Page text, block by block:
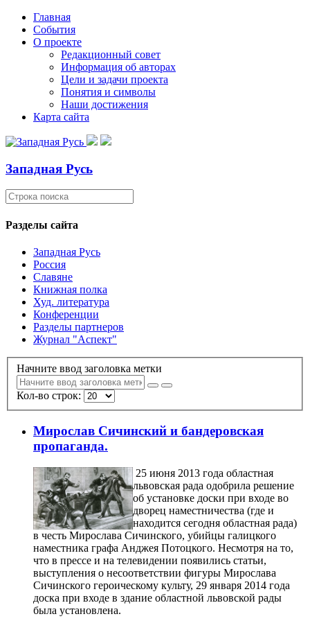
Главная
События
О проекте
Редакционный совет
Информация об авторах
Цели и задачи проекта
Понятия и символы
Наши достижения
Карта сайта
Западная Русь
Разделы сайта
Западная Русь
Россия
Славяне
Книжная полка
Худ. литература
Конференции
Разделы партнеров
Журнал "Аспект"
Начните ввод заголовка метки
Кол-во строк:
Мирослав Сичинский и бандеровская
пропаганда.
25 июня 2013 года областная
львовская рада одобрила решение
об установке доски при входе во
дворец наместничества (где и
находится сегодня областная рада)
в честь Мирослава Сичинского, убийцы галицкого
наместника графа Анджея Потоцкого. Несмотря на то,
что в прессе и на телевидении появились статьи,
выступления о несоответствии фигуры Мирослава
Сичинского героическому культу, 29 января 2014 года
доска при входе в здание областной львовской рады
была установлена.